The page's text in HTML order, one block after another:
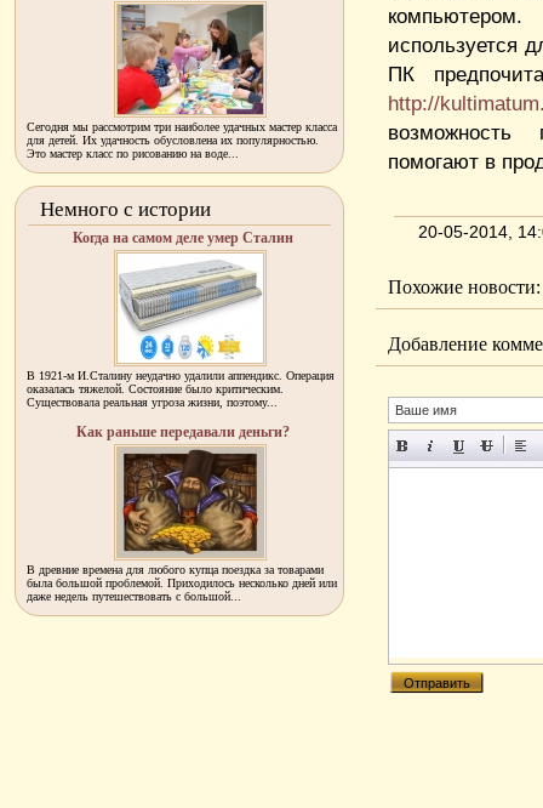
используется
ПК
http://
возможность
помогают в
20-05-2014,
Похожие новости:
Добавление
Сегодня мы рассмотрим три наиболее удачных мастер класса
для детей. Их удачность обусловлена их популярностью.
Это мастер класс по рисованию на воде...
Немного с истории
Когда на самом деле умер Сталин
В 1921-м И.Сталину неудачно удалили аппендикс. Операция
оказалась тяжелой. Состояние было критическим.
Существовала реальная угроза жизни, поэтому...
Как раньше передавали деньги?
В древние времена для любого купца поездка за товарами
была большой проблемой. Приходилось несколько дней или
даже недель путешествовать с большой...